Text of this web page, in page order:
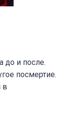
до и после.
посмертие.
в